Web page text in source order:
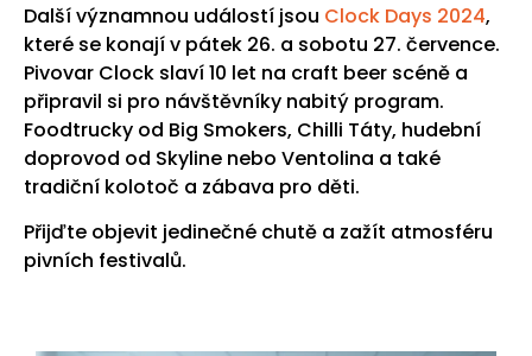
Další významnou událostí jsou Clock Days 2024,
které se konají v pátek 26. a sobotu 27. července.
Pivovar Clock slaví 10 let na craft beer scéně a
připravil si pro návštěvníky nabitý program.
Foodtrucky od Big Smokers, Chilli Táty, hudební
doprovod od Skyline nebo Ventolina a také
tradiční kolotoč a zábava pro děti.
Přijďte objevit jedinečné chutě a zažít atmosféru
pivních festivalů.